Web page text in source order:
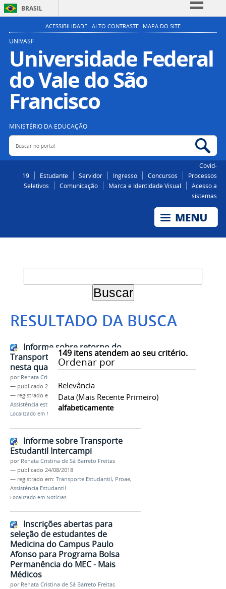
BRASIL
Simplifique!
Participe
Acesso à informação
Legislação
ACESSIBILIDADE ALTO CONTRASTE MAPA DO SITE
UNIVASF
Universidade Federal
do Vale do São
Francisco
MINISTÉRIO DA EDUCAÇÃO
Buscar no portal
Covid-
19
Estudante Servidor Ingresso Concursos
Processos
Seletivos
Comunicação Marca e Identidade Visual
Acesso a
sistemas
RESULTADO DA BUSCA
149itens atendem ao seu critério.
Ordenar por
Relevância
Data (mais Recente Primeiro)
alfabeticamente
Informe sobre retorno do
Transporte Estudantil Intercampi
nesta quarta-feira (21)
por Renata Cristina de Sá Barreto Freitas
— publicado 21/05/2025
— registrado em:
Transporte Estudantil,Proae,
Assistência estudantil
Localizado em Notícias
Informe sobre Transporte
Estudantil Intercampi
por Renata Cristina de Sá Barreto Freitas
— publicado 24/08/2018
— registrado em: Transporte Estudantil, Proae,
Assistência Estudantil
Localizado em Notícias
Inscrições abertas para
seleção de estudantes de
Medicina do Campus Paulo
Afonso para Programa Bolsa
Permanência do MEC - Mais
Médicos
por Renata Cristina de Sá Barreto Freitas